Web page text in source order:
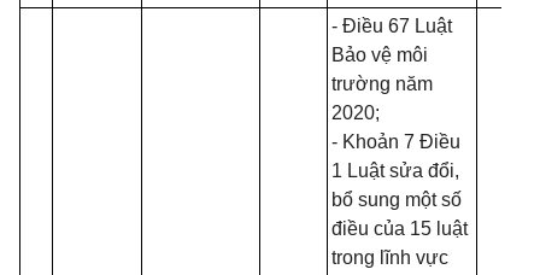
- Điều 67 Luật
Bảo vệ môi
trường năm
2020;
- Khoản 7 Điều
1 Luật sửa đổi,
bổ sung một số
điều của 15 luật
trong lĩnh vực